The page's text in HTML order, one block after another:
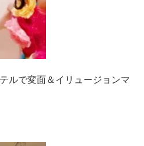
ルで変面＆イリュージョンマ